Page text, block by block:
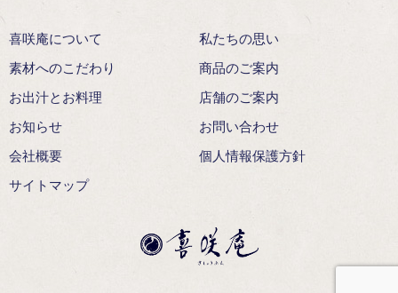
喜咲庵について 私たちの思い
素材へのこだわり 商品のご案内
お出汁とお料理 店舗のご案内
お知らせ お問い合わせ
会社概要 個人情報保護方針
サイトマップ